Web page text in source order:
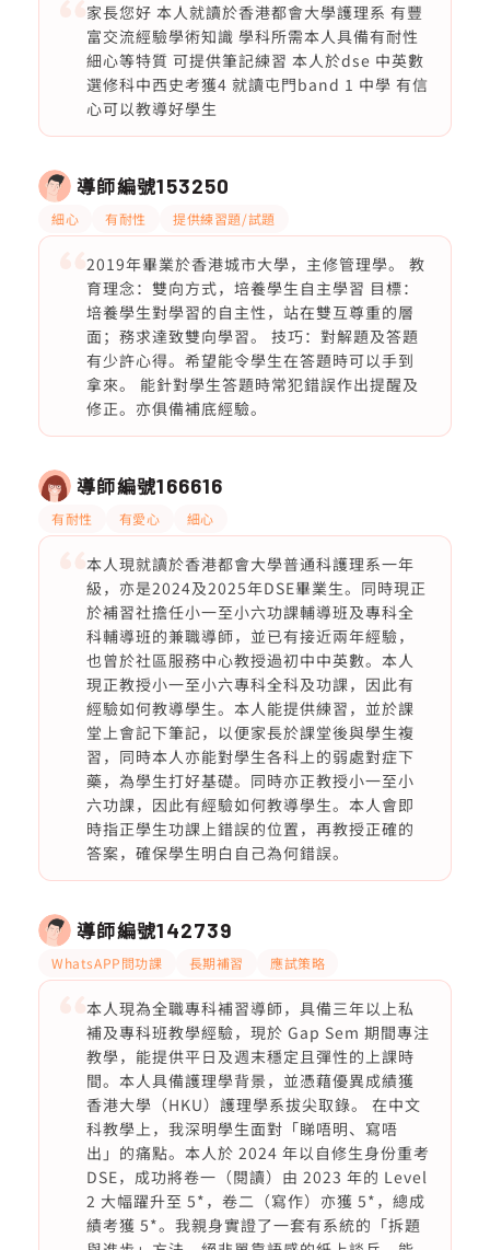
家長您好 本人就讀於香港都會大學護理系 有豐
富交流經驗學術知識 學科所需本人具備有耐性
細心等特質 可提供筆記練習 本人於dse 中英數
選修科中西史考獲4 就讀屯門band 1 中學 有信
心可以教導好學生
導師編號153250
細心 有耐性 提供練習題/試題
2019年畢業於香港城市大學，主修管理學。 教
育理念：雙向方式，培養學生自主學習 目標：
培養學生對學習的自主性，站在雙互尊重的層
面；務求達致雙向學習。 技巧：對解題及答題
有少許心得。希望能令學生在答題時可以手到
拿來。 能針對學生答題時常犯錯誤作出提醒及
修正。亦俱備補底經驗。
導師編號166616
有耐性 有愛心 細心
本人現就讀於香港都會大學普通科護理系一年
級，亦是2024及2025年DSE畢業生。同時現正
於補習社擔任小一至小六功課輔導班及專科全
科輔導班的兼職導師，並已有接近兩年經驗，
也曾於社區服務中心教授過初中中英數。本人
現正教授小一至小六專科全科及功課，因此有
經驗如何教導學生。本人能提供練習，並於課
堂上會記下筆記，以便家長於課堂後與學生複
習，同時本人亦能對學生各科上的弱處對症下
藥，為學生打好基礎。同時亦正教授小一至小
六功課，因此有經驗如何教導學生。本人會即
時指正學生功課上錯誤的位置，再教授正確的
答案，確保學生明白自己為何錯誤。
導師編號142739
WhatsAPP問功課 長期補習 應試策略
本人現為全職專科補習導師，具備三年以上私
補及專科班教學經驗，現於 Gap Sem 期間專注
教學，能提供平日及週末穩定且彈性的上課時
間。本人具備護理學背景，並憑藉優異成績獲
香港大學（HKU）護理學系拔尖取錄。 在中文
科教學上，我深明學生面對「睇唔明、寫唔
出」的痛點。本人於 2024 年以自修生身份重考
DSE，成功將卷一（閱讀）由 2023 年的 Level
2 大幅躍升至 5*，卷二（寫作）亦獲 5*，總成
績考獲 5*。我親身實證了一套有系統的「拆題